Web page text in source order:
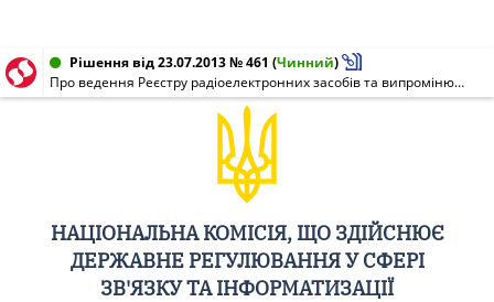
Рішення від 23.07.2013 № 461 (Чинний)
Про ведення Реєстру радіоелектронних засобів та випромінювальних пристроїв, що можуть застосовуватись на території України в смугах радіочастот загального користування
НАЦІОНАЛЬНА КОМІСІЯ, ЩО ЗДІЙСНЮЄ
ДЕРЖАВНЕ РЕГУЛЮВАННЯ У СФЕРІ
ЗВ'ЯЗКУ ТА ІНФОРМАТИЗАЦІЇ